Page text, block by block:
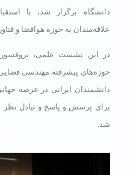
دانشگاه برگزار شد، با
علاقه‌مندان به حوزه هوافضا و
در این نشست علمی، پروفسور
حوزه‌های پیشرفته مهندسی
دانشمندان ایرانی در عرصه
برای پرسش و پاسخ و تبادل نظر
شد.